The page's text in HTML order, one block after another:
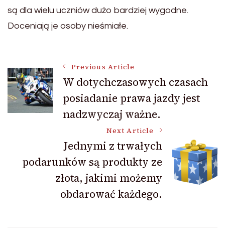
są dla wielu uczniów dużo bardziej wygodne.
Doceniają je osoby nieśmiałe.
Post
Navigation
Previous Article
W dotychczasowych czasach
posiadanie prawa jazdy jest
nadzwyczaj ważne.
Next Article
Jednymi z trwałych
podarunków są produkty ze
złota, jakimi możemy
obdarować każdego.